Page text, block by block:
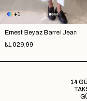
1
Ernest Beyaz Barrel Jean
₺1.029,99
14